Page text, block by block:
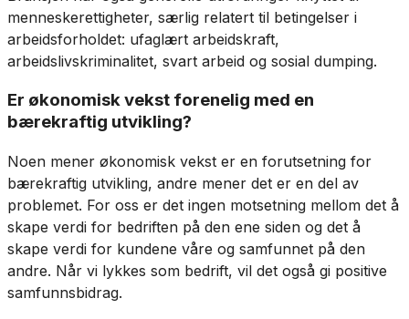
menneskerettigheter, særlig relatert til betingelser i
arbeidsforholdet: ufaglært arbeidskraft,
arbeidslivskriminalitet, svart arbeid og sosial dumping.
Er økonomisk vekst forenelig med en
bærekraftig utvikling?
Noen mener økonomisk vekst er en forutsetning for
bærekraftig utvikling, andre mener det er en del av
problemet. For oss er det ingen motsetning mellom det å
skape verdi for bedriften på den ene siden og det å
skape verdi for kundene våre og samfunnet på den
andre. Når vi lykkes som bedrift, vil det også gi positive
samfunnsbidrag.